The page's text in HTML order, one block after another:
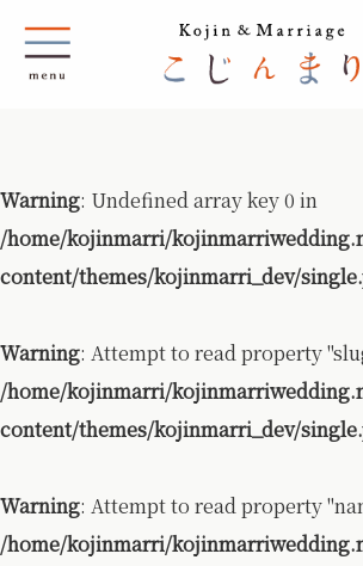
Warning: Undefined array key 0 in
/home/kojinmarri/
content/themes/kojinmarri_dev/
Warning: Attempt to read property
/home/kojinmarri/
content/themes/kojinmarri_dev/
Warning: Attempt to read property
/home/kojinmarri/